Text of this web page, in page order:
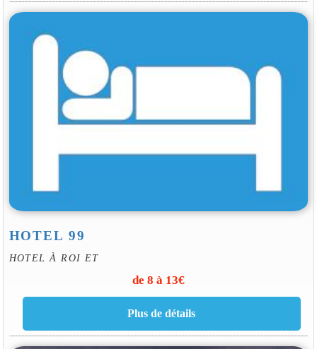
HOTEL 99
HOTEL À ROI ET
de 8 à 13€